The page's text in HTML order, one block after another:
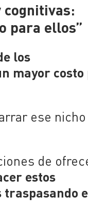
cognitivas:
para ellos”
los
mayor costo
ese nicho
de
estos